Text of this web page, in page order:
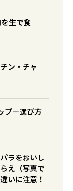
生で食
ン・チャ
プ－選び方
ラをおいし
え（写真で
いに注意！